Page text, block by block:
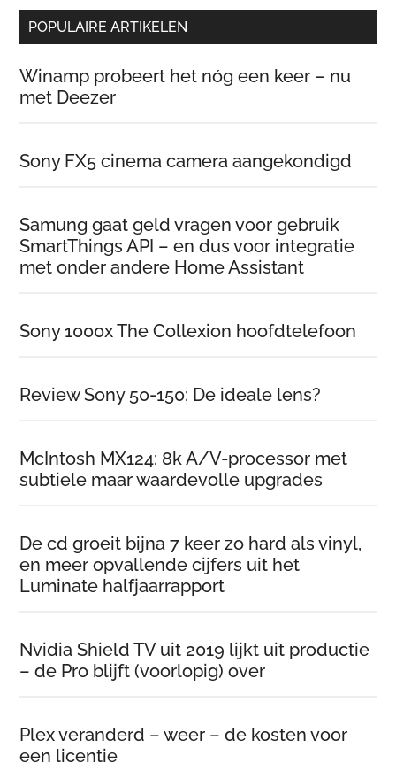
site
POPULAIRE ARTIKELEN
Winamp probeert het nóg een keer – nu
met Deezer
Sony FX5 cinema camera aangekondigd
Samung gaat geld vragen voor gebruik
SmartThings API – en dus voor integratie
met onder andere Home Assistant
Sony 1000x The Collexion hoofdtelefoon
Review Sony 50-150: De ideale lens?
McIntosh MX124: 8k A/V-processor met
subtiele maar waardevolle upgrades
De cd groeit bijna 7 keer zo hard als vinyl,
en meer opvallende cijfers uit het
Luminate halfjaarrapport
Nvidia Shield TV uit 2019 lijkt uit productie
– de Pro blijft (voorlopig) over
Plex veranderd – weer – de kosten voor
een licentie